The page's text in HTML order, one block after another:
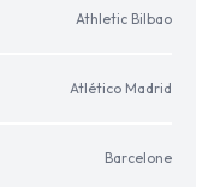
Athletic Bilbao
Atlético Madrid
Barcelone